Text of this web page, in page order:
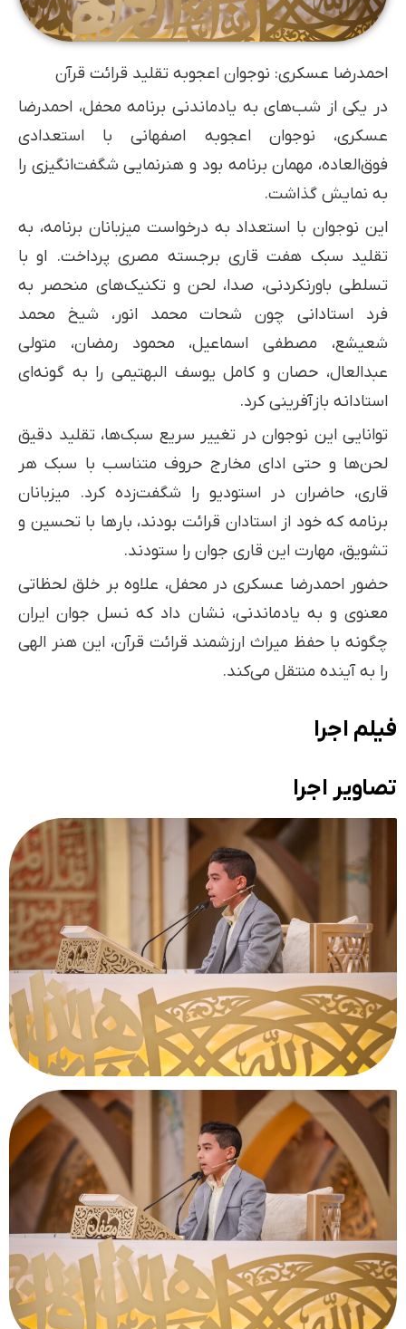
احمدرضا عسکری: نوجوان اعجوبه تقلید قرائت قرآن
در یکی از شب‌های به یادماندنی برنامه محفل، احمدرضا
عسکری، نوجوان اعجوبه اصفهانی با استعدادی
فوق‌العاده، مهمان برنامه بود و هنرنمایی شگفت‌انگیزی را
به نمایش گذاشت.
این نوجوان با استعداد به درخواست میزبانان برنامه، به
تقلید سبک هفت قاری برجسته مصری پرداخت. او با
تسلطی باورنکردنی، صدا، لحن و تکنیک‌های منحصر به
فرد استادانی چون شحات محمد انور، شیخ محمد
شعیشع، مصطفی اسماعیل، محمود رمضان، متولی
عبدالعال، حصان و کامل یوسف البهتیمی را به گونه‌ای
استادانه بازآفرینی کرد.
توانایی این نوجوان در تغییر سریع سبک‌ها، تقلید دقیق
لحن‌ها و حتی ادای مخارج حروف متناسب با سبک هر
قاری، حاضران در استودیو را شگفت‌زده کرد. میزبانان
برنامه که خود از استادان قرائت بودند، بارها با تحسین و
تشویق، مهارت این قاری جوان را ستودند.
حضور احمدرضا عسکری در محفل، علاوه بر خلق لحظاتی
معنوی و به یادماندنی، نشان داد که نسل جوان ایران
چگونه با حفظ میراث ارزشمند قرائت قرآن، این هنر الهی
را به آینده منتقل می‌کند.
فیلم اجرا
تصاویر اجرا